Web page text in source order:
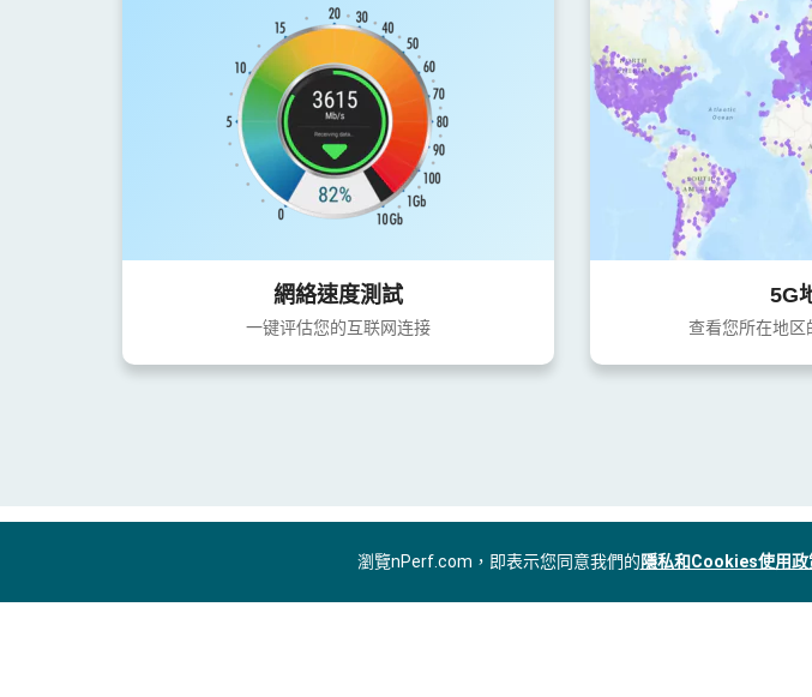
網絡速度測試
一键评估您的互联网连接
5G
查看您所在地区
瀏覽nPerf.com，即表示您同意我們的隱私和Cookies使用政